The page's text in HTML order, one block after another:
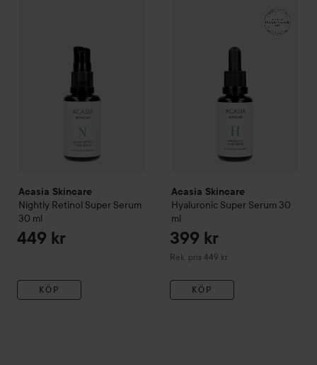
Acasia Skincare
Nightly Retinol Super Serum
30 ml
449 kr
KÖP
449 kr
Acasia Skincare
Hyaluronic Super Serum 30
ml
399 kr
Rek. pris 449 kr
Rekommenderat pris 449 kr
KÖP
Hyaluronic